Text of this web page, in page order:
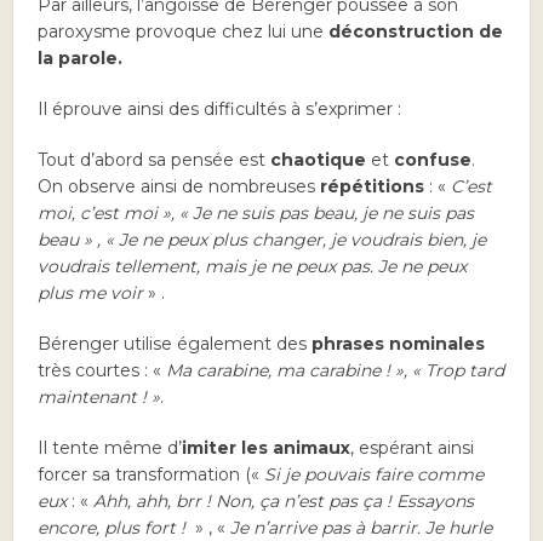
paroxysme provoque chez lui une déconstruction de
la parole.
Il éprouve ainsi des difficultés à s’exprimer :
Tout d’abord sa pensée est chaotique et confuse.
On observe ainsi de nombreuses répétitions : « C’est
moi, c’est moi », « Je ne suis pas beau, je ne suis pas
beau » , « Je ne peux plus changer, je voudrais bien, je
voudrais tellement, mais je ne peux pas. Je ne peux
plus me voir» .
Bérenger utilise également des phrases nominales
très courtes : « Ma carabine, ma carabine ! », « Trop tard
maintenant ! ».
Il tente même d’imiter les animaux, espérant ainsi
forcer sa transformation (« Si je pouvais faire comme
eux: « Ahh, ahh, brr ! Non, ça n’est pas ça ! Essayons
encore, plus fort ! » , «Je n’arrive pas à barrir. Je hurle